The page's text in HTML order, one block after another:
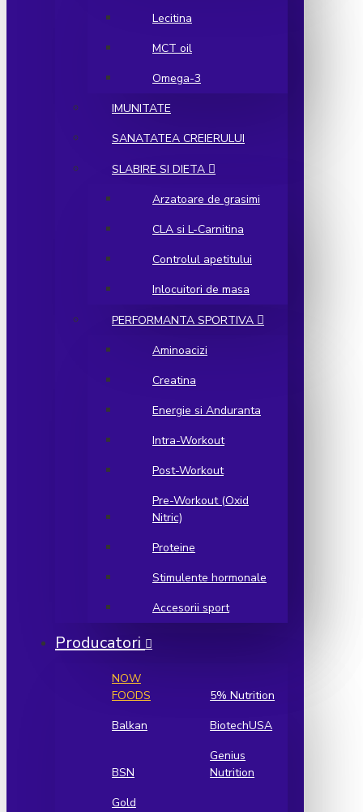
Lecitina
MCT oil
Omega-3
IMUNITATE
SANATATEA CREIERULUI
SLABIRE SI DIETA
Arzatoare de grasimi
CLA si L-Carnitina
Controlul apetitului
Inlocuitori de masa
PERFORMANTA SPORTIVA
Aminoacizi
Creatina
Energie si Anduranta
Intra-Workout
Post-Workout
Pre-Workout (Oxid
Nitric)
Proteine
Stimulente hormonale
Accesorii sport
Producatori
NOW
FOODS
5% Nutrition
Balkan
BiotechUSA
BSN
Genius
Nutrition
Gold